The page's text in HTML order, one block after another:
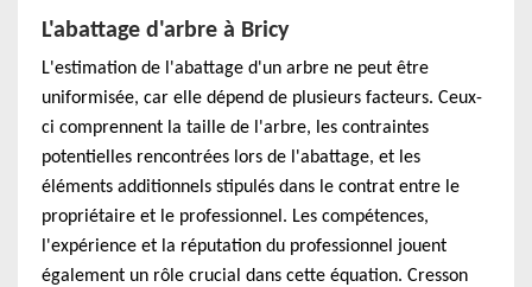
L'abattage d'arbre à Bricy
L'estimation de l'abattage d'un arbre ne peut être
uniformisée, car elle dépend de plusieurs facteurs. Ceux-
ci comprennent la taille de l'arbre, les contraintes
potentielles rencontrées lors de l'abattage, et les
éléments additionnels stipulés dans le contrat entre le
propriétaire et le professionnel. Les compétences,
l'expérience et la réputation du professionnel jouent
également un rôle crucial dans cette équation. Cresson